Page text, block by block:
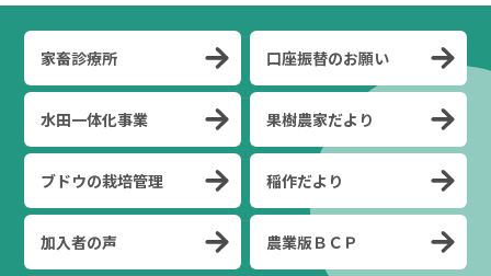
家畜診療所 口座振替のお願い
水田一体化事業 果樹農家だより
ブドウの栽培管理 稲作だより
加入者の声 農業版ＢＣＰ